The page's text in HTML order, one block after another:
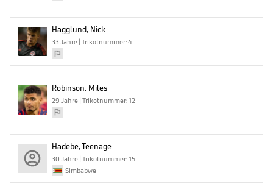
Hagglund, Nick
33 Jahre | Trikotnummer: 4
Robinson, Miles
29 Jahre | Trikotnummer: 12
Hadebe, Teenage
30 Jahre | Trikotnummer: 15
Simbabwe